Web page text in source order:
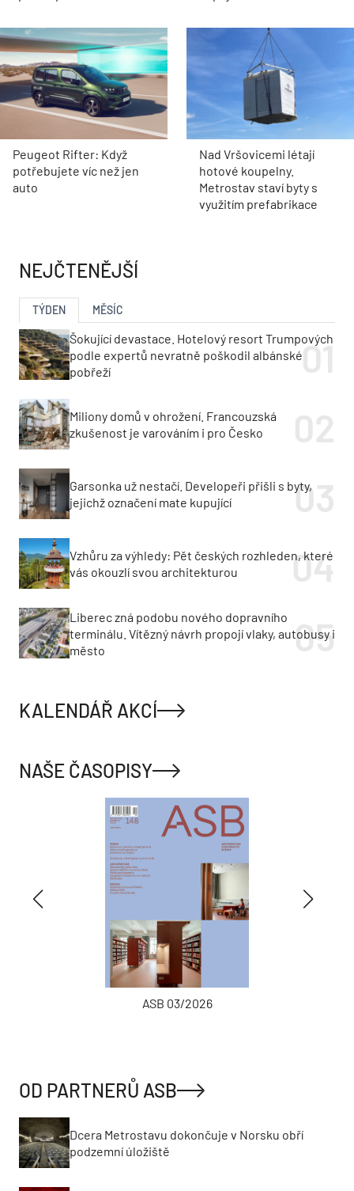
Peugeot Rifter: Když
potřebujete víc než jen
auto
Nad Vršovicemi létají
hotové koupelny.
Metrostav staví byty s
využitím prefabrikace
NEJČTENĚJŠÍ
TÝDEN MĚSÍC
Šokující devastace. Hotelový resort Trumpových
podle expertů nevratně poškodil albánské
pobřeží
Miliony domů v ohrožení. Francouzská
zkušenost je varováním i pro Česko
Garsonka už nestačí. Developeři přišli s byty,
jejichž označení mate kupující
Vzhůru za výhledy: Pět českých rozhleden, které
vás okouzlí svou architekturou
Liberec zná podobu nového dopravního
terminálu. Vítězný návrh propojí vlaky, autobusy i
město
KALENDÁŘ AKCÍ
NAŠE ČASOPISY
ASB 03/2026
OD PARTNERŮ ASB
Dcera Metrostavu dokončuje v Norsku obří
podzemní úložiště